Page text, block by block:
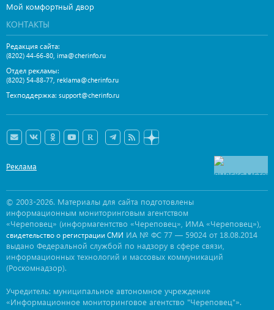
Мой комфортный двор
КОНТАКТЫ
Редакция сайта:
(8202) 44-66-80 ima@cherinfo.ru
Отдел рекламы:
(8202) 54-88-77 reklama@cherinfo.ru
Техподдержка: support@cherinfo.ru
Реклама
© 2003-2026. Материалы для сайта подготовлены
информационным мониторинговым агентством
«Череповец» (информагентство «Череповец», ИМА «Череповец»),
свидетельство о регистрации СМИ ИА № ФС 77 — 59024 от 18.08.2014
выдано Федеральной службой по надзору в сфере связи,
информационных технологий и массовых коммуникаций
(Роскомнадзор).
Учредитель: муниципальное автономное учреждение
«Информационное мониторинговое агентство "Череповец"».